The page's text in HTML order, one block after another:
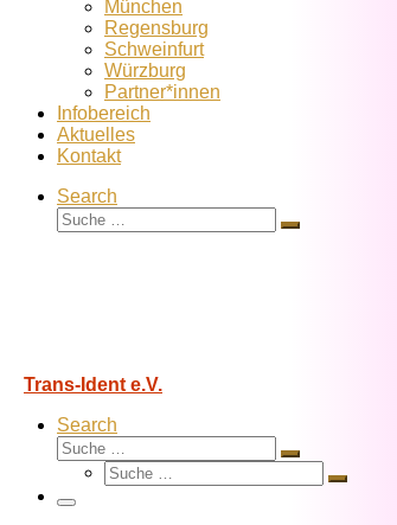
München
Regensburg
Schweinfurt
Würzburg
Partner*innen
Infobereich
Aktuelles
Kontakt
Search
Suche
Suche
Trans-Ident e.V.
Search
Suche
Suche
Suche
Suche
Menü